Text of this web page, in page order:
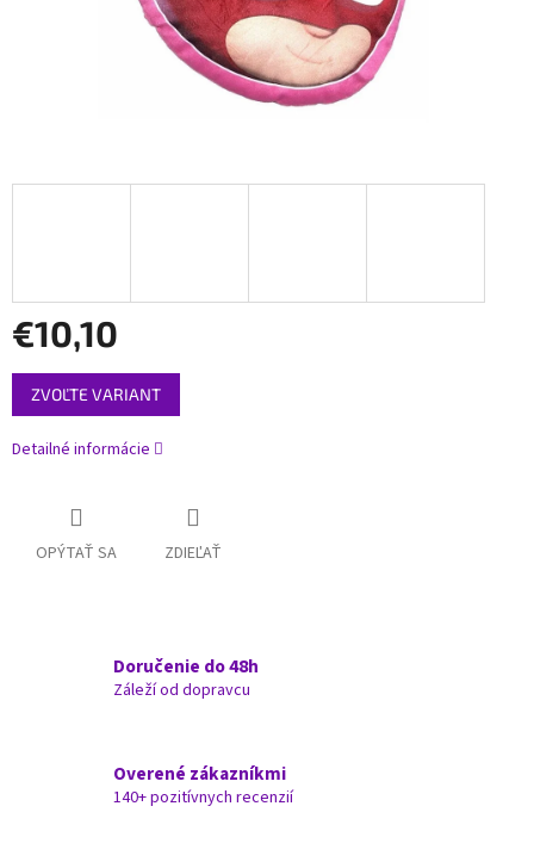
€10,10
Jednotková
cena:
ZVOĽTE VARIANT
Detailné informácie
OPÝTAŤ SA ZDIEĽAŤ
Doručenie do 48h
Záleží od dopravcu
Overené zákazníkmi
140+ pozitívnych recenzií